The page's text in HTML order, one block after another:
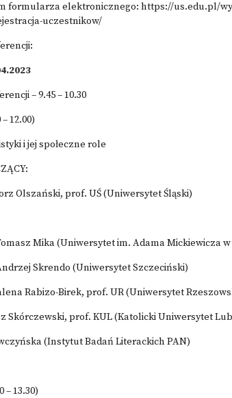
formularza elektronicznego: https://us.edu.pl/
uczestnikow/
– 9.45 – 10.30
12.00)
i jej społeczne role
Olszański, prof. UŚ (Uniwersytet Śląski)
Mika (Uniwersytet im. Adama Mickiewicza
Skrendo (Uniwersytet Szczeciński)
Rabizo-Birek, prof. UR (Uniwersytet
Skórczewski, prof. KUL (Katolicki Uniwersytet
(Instytut Badań Literackich PAN)
– 13.30)